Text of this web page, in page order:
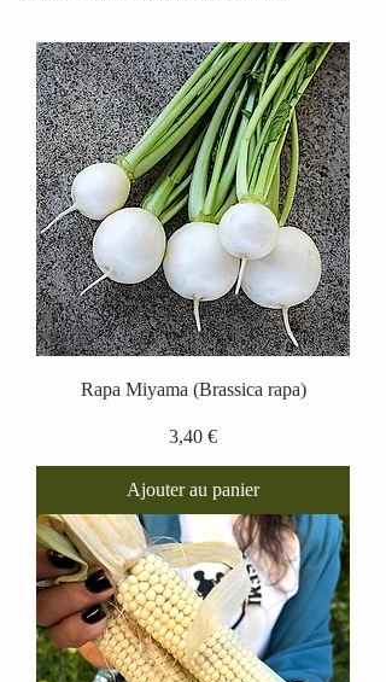
Rapa Miyama (Brassica rapa)
Prix
3,40 €
Ajouter au panier